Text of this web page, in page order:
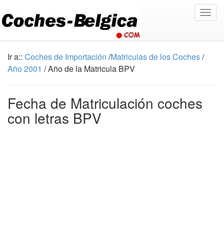
Ir a:: Coches de Importación /Matriculas de los Coches/
Año 2001 / Año de la Matricula BPV
Fecha de Matriculación coches
con letras BPV